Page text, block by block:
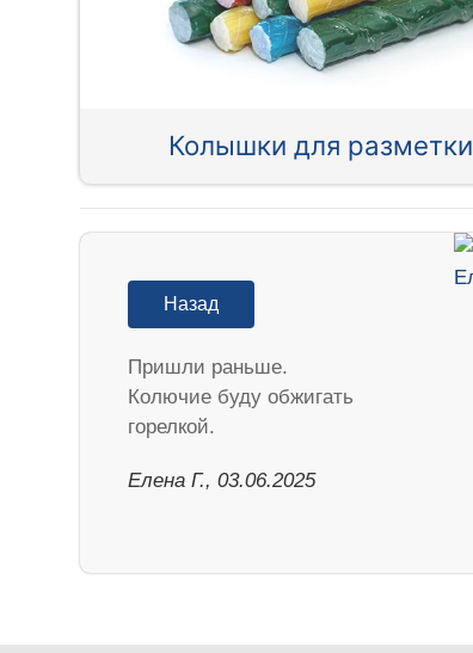
Колышки для разметки
Назад
Пришли раньше.
Колючие буду обжигать
горелкой.
Елена Г., 03.06.2025